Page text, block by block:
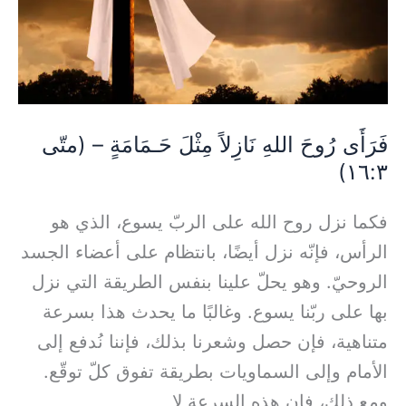
فَرَأَى رُوحَ اللهِ نَازِلاً مِثْلَ حَـمَامَةٍ – (متّى
١٦:٣)
فكما نزل روح الله على الربّ يسوع، الذي هو
الرأس، فإنّه نزل أيضًا، بانتظام على أعضاء الجسد
الروحيّ. وهو يحلّ علينا بنفس الطريقة التي نزل
بها على ربّنا يسوع. وغالبًا ما يحدث هذا بسرعة
متناهية، فإن حصل وشعرنا بذلك، فإننا نُدفع إلى
الأمام وإلى السماويات بطريقة تفوق كلّ توقّع.
ومع ذلك، فإن هذه السرعة لا
(متّى
١٦:٣)